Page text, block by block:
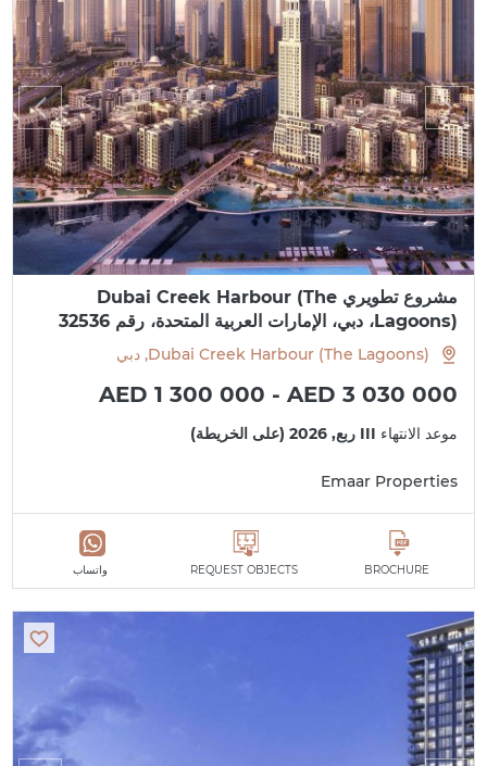
مشروع تطويري Dubai Creek Harbour (The
Lagoons)، دبي، الإمارات العربية المتحدة، رقم 32536
Dubai Creek Harbour (The Lagoons), دبي
AED 1 300 000 - AED 3 030 000
موعد الانتهاء III ربع, 2026 (على الخريطة)
Emaar Properties
BROCHURE
REQUEST OBJECTS واتساب